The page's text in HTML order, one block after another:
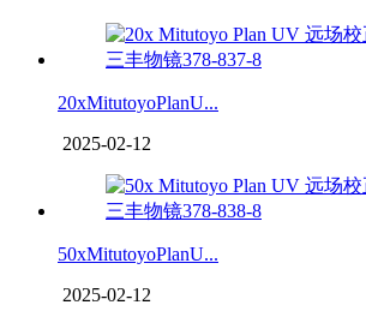
20xMitutoyoPlanU...
2025-02-12
50xMitutoyoPlanU...
2025-02-12